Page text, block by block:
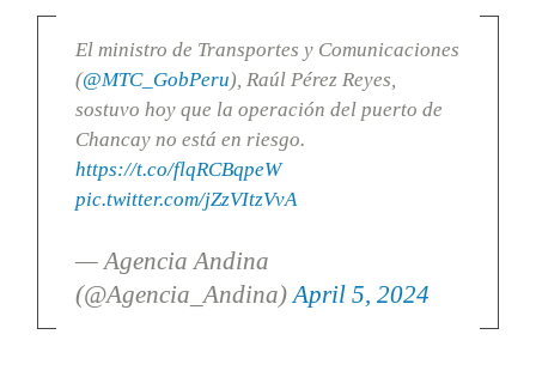
El ministro de Transportes y Comunicaciones
(@MTC_GobPeru), Raúl Pérez Reyes,
sostuvo hoy que la operación del puerto de
Chancay no está en riesgo.
https://t.co/flqRCBqpeW
pic.twitter.com/jZzVItzVvA
— Agencia Andina
(@Agencia_Andina) April 5, 2024